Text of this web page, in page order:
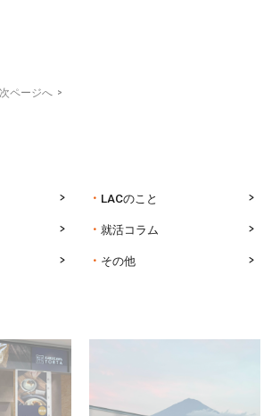
次ページへ >
LACのこと
就活コラム
その他